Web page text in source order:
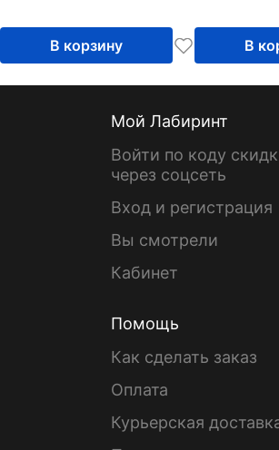
В корзину В
Мой Лабиринт
Войти по коду
через соцсеть
Вход и регистрация
Вы смотрели
Кабинет
Помощь
Как сделать заказ
Оплата
Курьерская